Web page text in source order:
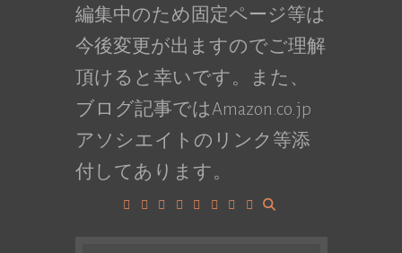
編集中のため固定ページ等は
今後変更が出ますのでご理解
頂けると幸いです。また、
ブログ記事ではAmazon.co.jp
アソシエイトのリンク等添
付してあります。